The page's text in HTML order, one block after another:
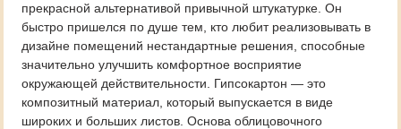
прекрасной альтернативой привычной штукатурке. Он
быстро пришелся по душе тем, кто любит реализовывать в
дизайне помещений нестандартные решения, способные
значительно улучшить комфортное восприятие
окружающей действительности. Гипсокартон — это
композитный материал, который выпускается в виде
широких и больших листов. Основа облицовочного